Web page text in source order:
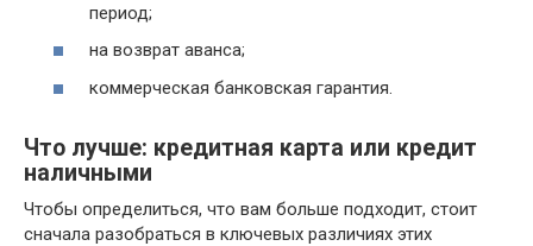
период;
на возврат аванса;
коммерческая банковская гарантия.
Что лучше: кредитная карта или кредит
наличными
Чтобы определиться, что вам больше подходит, стоит
сначала разобраться в ключевых различиях этих